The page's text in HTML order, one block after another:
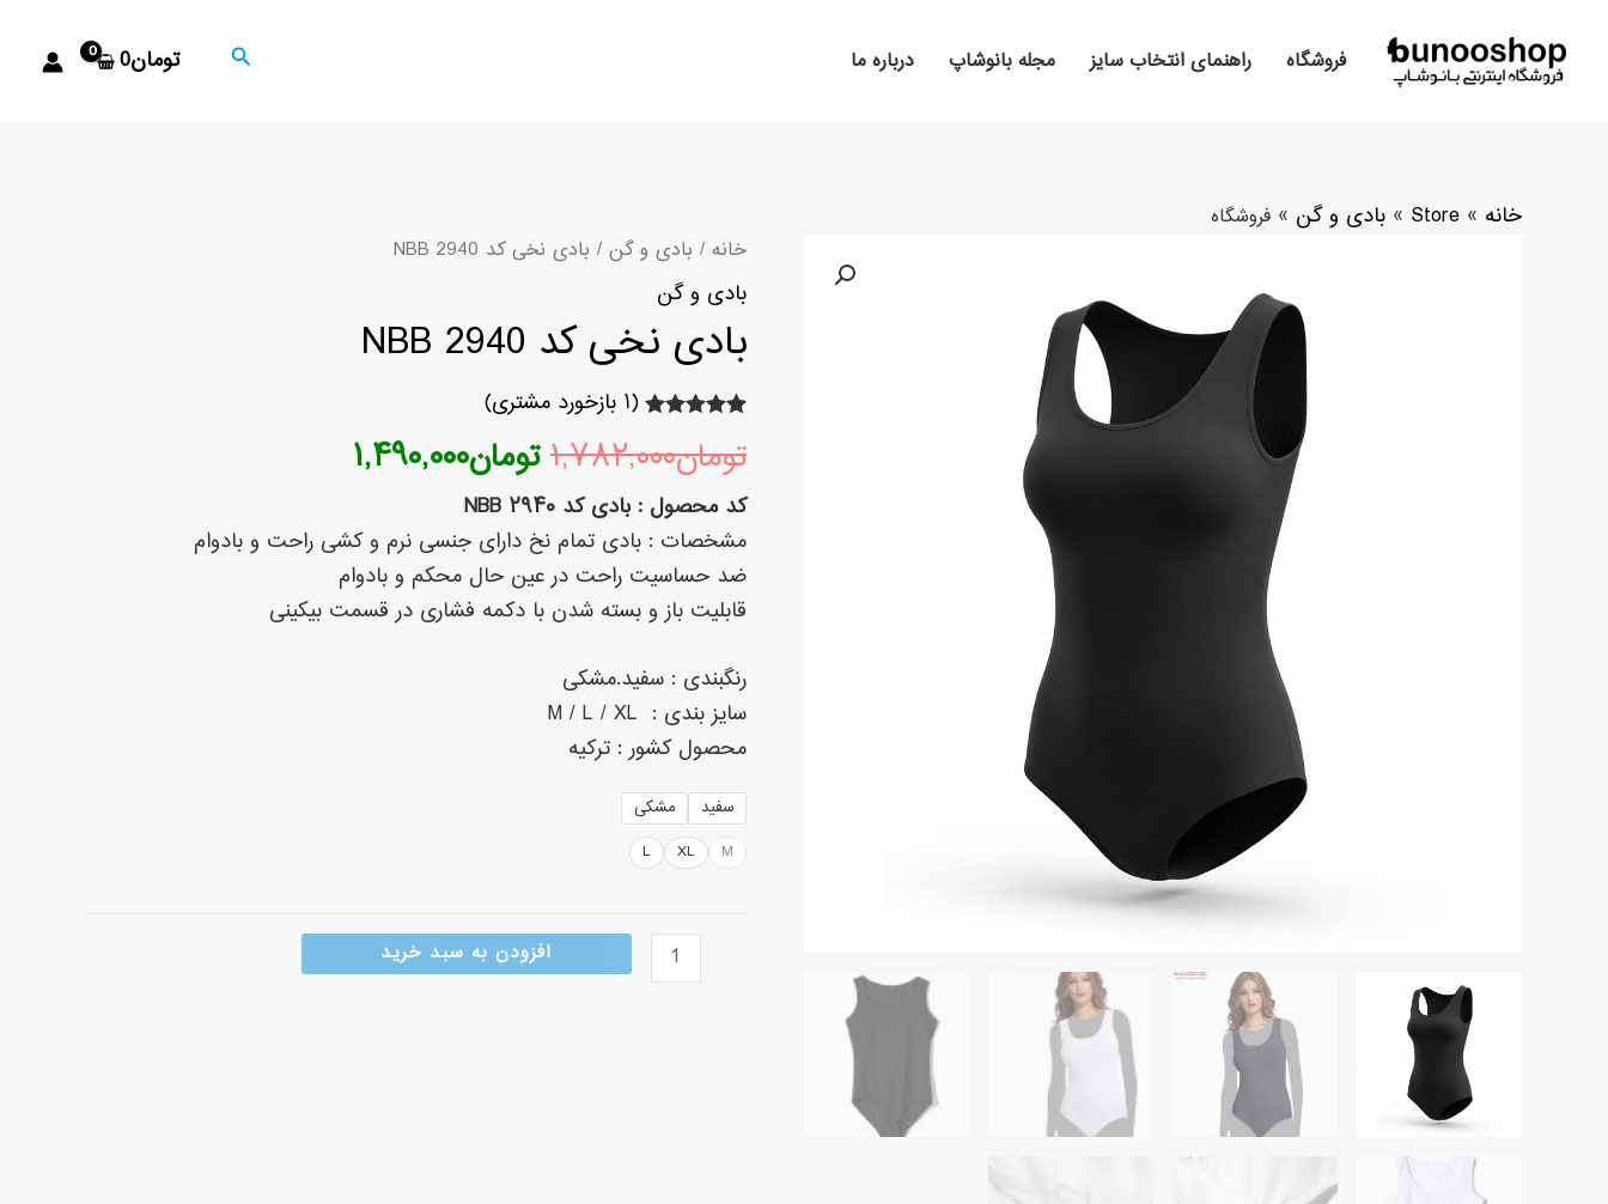
محتوا
فروشگاه راهنمای انتخاب سایز مجله بانوشاپ درباره ما جستجوتومان0
خانه »
Store
» بادی و گن »
خانه / بادی و گن / بادی نخی کد 2940 NBB
بادی و گن
بادی نخی کد 2940 NBB
۵.۰۰از ۵ در
امتیازدهی
مشتری
(۱ بازخورد مشتری)
تومان۱,۷۸۲,۰۰۰
قیمت
اصلی
تومان۱,۷۸۲,۰۰۰
بود.
تومان۱,۴۹۰,۰۰۰
کد محصول : بادی کد ۲۹۴۰ NBB
مشخصات : بادی تمام نخ دارای جنسی نرم و کشی راحت و بادوام
ضد حساسیت راحت در عین حال محکم و بادوام
قابلیت باز و بسته شدن با دکمه فشاری در قسمت بیکینی
رنگبندی : سفید.مشکی
سایز بندی : M / L / XL
محصول کشور : ترکیه
سفید
مشکی
M
XL
L
بادی
نخی
کد
2940
NBB
عدد
افزودن به سبد خرید